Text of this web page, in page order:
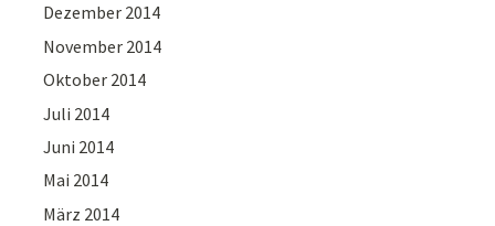
Dezember 2014
November 2014
Oktober 2014
Juli 2014
Juni 2014
Mai 2014
März 2014